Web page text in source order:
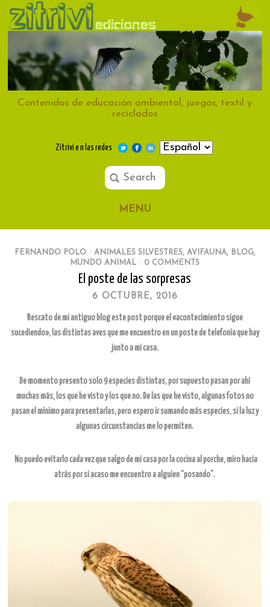
Contenidos de educación ambiental, juegos, textil y
reciclados
Zitrivi e n las redes
MENU
FERNANDO POLO ANIMALES SILVESTRES, AVIFAUNA, BLOG,
MUNDO ANIMAL
0 COMMENTS
El poste de las sorpresas
6 OCTUBRE, 2016
Rescato de mi antiguo blog este post porque el «acontecimiento sigue
sucediendo», las distintas aves que me encuentro en un poste de telefonía que hay
junto a mi casa.
De momento presento solo 9 especies distintas, por supuesto pasan por ahí
muchas más, los que he visto y los que no. De las que he visto, algunas fotos no
pasan el mínimo para presentarlas, pero espero ir sumando más especies, si la luz y
algunas circunstancias me lo permiten.
No puedo evitarlo cada vez que salgo de mi casa por la cocina al porche, miro hacia
atrás por si acaso me encuentro a alguien “posando”.